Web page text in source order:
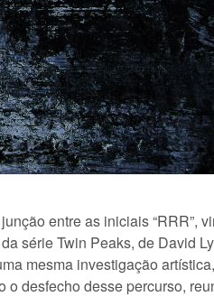
entre as iniciais
série Twin Peaks, de David
mesma investigação
o desfecho desse percurso,